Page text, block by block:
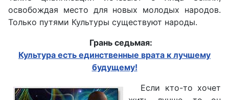
освобождая место для новых молодых народов.
Только путями Культуры существуют народы.
Грань седьмая:
Культура есть единственные врата к лучшему
будущему!
Если кто-то хочет